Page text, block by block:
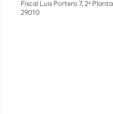
Fiscal Luis Portero 7, 2ª Planta
29010